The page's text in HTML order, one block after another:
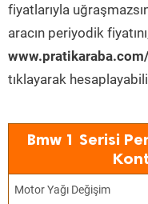
fiyatlarıyla
aracın periyodik
tıklayarak
Bmw 1 Serisi
Motor Yağı Değişim